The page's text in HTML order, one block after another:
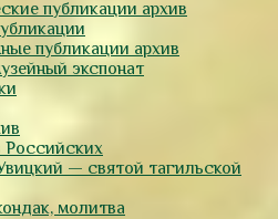
публикации архив
публикации архив
экспонат
Российских
— святой тагильской
молитва